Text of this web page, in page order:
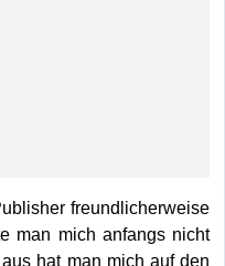
freundlicherweise
man mich anfangs nicht
hat man mich auf den